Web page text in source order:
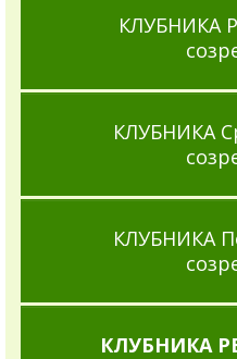
КЛУБНИКА
КЛУБНИКА
КЛУБНИКА
КЛУБНИКА